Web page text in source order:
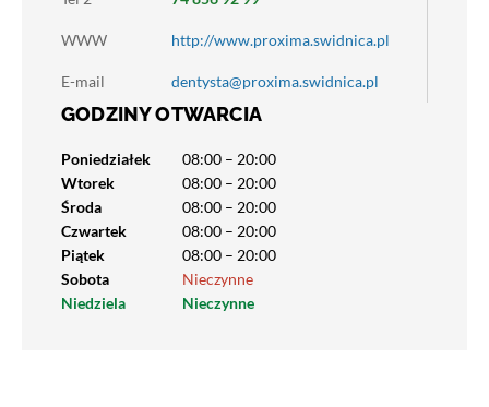
WWW http://www.proxima.swidnica.pl
E-mail dentysta@proxima.swidnica.pl
GODZINY OTWARCIA
Poniedziałek
08:00 – 20:00
Wtorek
08:00 – 20:00
Środa
08:00 – 20:00
Czwartek
08:00 – 20:00
Piątek
08:00 – 20:00
Sobota
Nieczynne
Niedziela
Nieczynne